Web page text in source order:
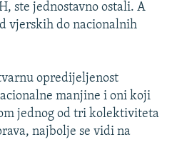
ste jednostavno ostali. A
vjerskih do nacionalnih
opredijeljenost
manjine i oni koji
jednog od tri kolektiviteta
najbolje se vidi na